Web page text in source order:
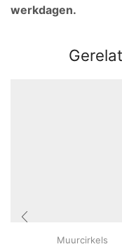
werkdagen.
Muurcirkels